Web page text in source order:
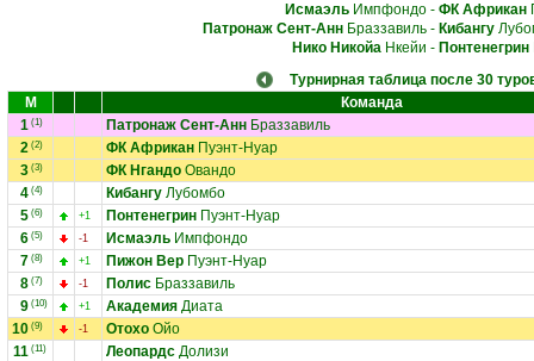
ИсмаэльИмпфондо- ФК Африкан
Патронаж Сент-АннБраззавиль- Кибангу
Нико НикойаНкейи - Понтенегрин
Турнирная таблица после 30
М
Команда
1 (1) Патронаж Сент-Анн Браззавиль
2 (2) ФК Африкан Пуэнт-Нуар
3 (3) ФК Нгандо Овандо
4 (4) Кибангу Лубомбо
5 (6) +1 Понтенегрин Пуэнт-Нуар
6 (5) -1 Исмаэль Импфондо
7 (8) +1 Пижон Вер Пуэнт-Нуар
8 (7) -1 Полис Браззавиль
9 (10) +1 Академия Диата
10 (9) -1 Отохо Ойо
11 (11) Леопардс Долизи